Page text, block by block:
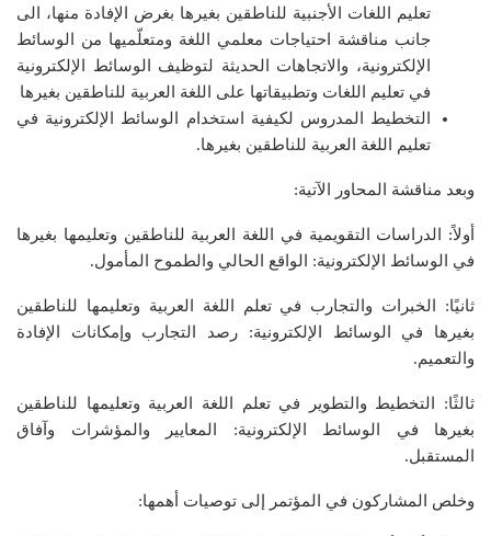
تعليم اللغات الأجنبية للناطقين بغيرها بغرض الإفادة منها، الى
جانب مناقشة احتياجات معلمي اللغة ومتعلّميها من الوسائط
الإلكترونية، والاتجاهات الحديثة لتوظيف الوسائط الإلكترونية
في تعليم اللغات وتطبيقاتها على اللغة العربية للناطقين بغيرها
التخطيط المدروس لكيفية استخدام الوسائط الإلكترونية في
تعليم اللغة العربية للناطقين بغيرها.
وبعد مناقشة المحاور الآتية:
أولاً: الدراسات التقويمية في اللغة العربية للناطقين وتعليمها بغيرها
في الوسائط الإلكترونية: الواقع الحالي والطموح المأمول.
ثانيًا: الخبرات والتجارب في تعلم اللغة العربية وتعليمها للناطقين
بغيرها في الوسائط الإلكترونية: رصد التجارب وإمكانات الإفادة
والتعميم.
ثالثًا: التخطيط والتطوير في تعلم اللغة العربية وتعليمها للناطقين
بغيرها في الوسائط الإلكترونية: المعايير والمؤشرات وآفاق
المستقبل.
وخلص المشاركون في المؤتمر إلى توصيات أهمها: